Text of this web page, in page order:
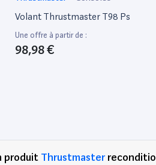
Volant Thrustmaster T98 Ps
Une offre à partir de :
98,98 €
produit Thrustmaster